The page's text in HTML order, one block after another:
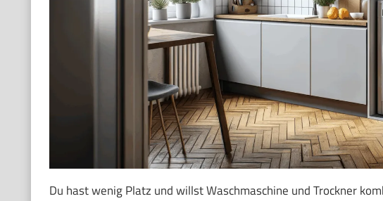
Du hast wenig Platz und willst Waschmaschine und Trockner